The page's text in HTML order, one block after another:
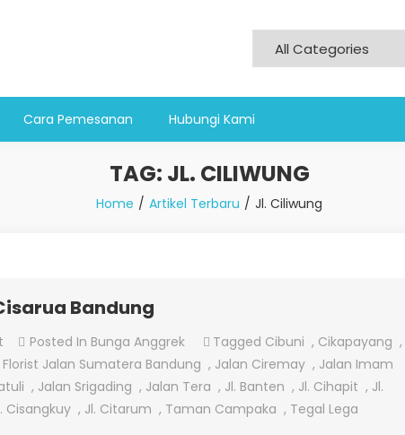
Cara Pemesanan Hubungi Kami
TAG: JL. CILIWUNG
Home Artikel Terbaru Jl. Ciliwung
Bandung
On
Jual
Bunga
Anggrek
Posted In Bunga Anggrek Tagged Cibuni , Cikapayang ,
Florist Jalan Sumatera Bandung , Jalan Ciremay , Jalan Imam
, Jalan Srigading , Jalan Tera , Jl. Banten , Jl. Cihapit , Jl.
Cisangkuy , Jl. Citarum , Taman Campaka , Tegal Lega